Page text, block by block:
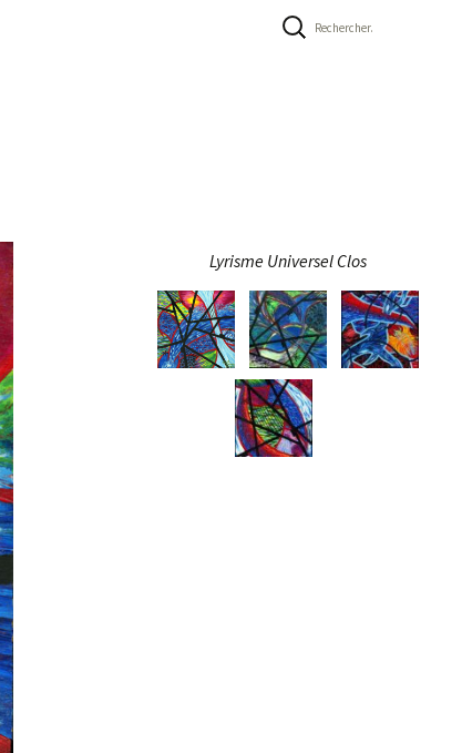
Rechercher :
Lyrisme Universel Clos